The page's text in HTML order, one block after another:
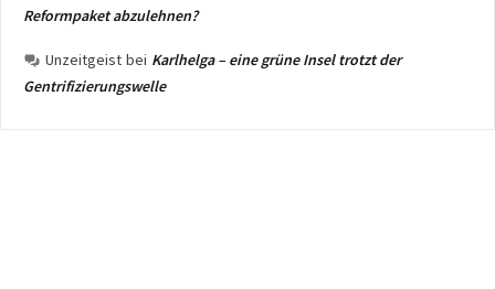
Reformpaket abzulehnen?
Unzeitgeist bei Karlhelga – eine grüne Insel trotzt der
Gentrifizierungswelle